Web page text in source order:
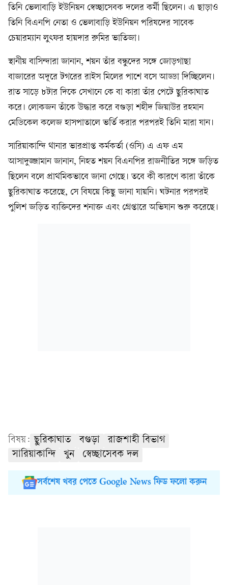
তিনি ভেলাবাড়ি ইউনিয়ন স্বেচ্ছাসেবক দলের কর্মী ছিলেন। এ ছাড়াও
তিনি বিএনপি নেতা ও ভেলাবাড়ি ইউনিয়ন পরিষদের সাবেক
চেয়ারম্যান লুৎফর হায়দার রুমির ভাতিজা।
স্থানীয় বাসিন্দারা জানান, শয়ন তাঁর বন্ধুদের সঙ্গে জোড়গাছা
বাজারের অদূরে টগরের রাইস মিলের পাশে বসে আড্ডা দিচ্ছিলেন।
রাত সাড়ে ৮টার দিকে সেখানে কে বা কারা তাঁর পেটে ছুরিকাঘাত
করে। লোকজন তাঁকে উদ্ধার করে বগুড়া শহীদ জিয়াউর রহমান
মেডিকেল কলেজ হাসপাতালে ভর্তি করার পরপরই তিনি মারা যান।
সারিয়াকান্দি থানার ভারপ্রাপ্ত কর্মকর্তা (ওসি) এ এফ এম
আসাদুজ্জামান জানান, নিহত শয়ন বিএনপির রাজনীতির সঙ্গে জড়িত
ছিলেন বলে প্রাথমিকভাবে জানা গেছে। তবে কী কারণে কারা তাঁকে
ছুরিকাঘাত করেছে, সে বিষয়ে কিছু জানা যায়নি। ঘটনার পরপরই
পুলিশ জড়িত ব্যক্তিদের শনাক্ত এবং গ্রেপ্তারে অভিযান শুরু করেছে।
বিষয়: ছুরিকাঘাত বগুড়া
রাজশাহী বিভাগ
সারিয়াকান্দি
খুন স্বেচ্ছাসেবক দল
সর্বশেষ খবর পেতে Google News ফিড ফলো করুন